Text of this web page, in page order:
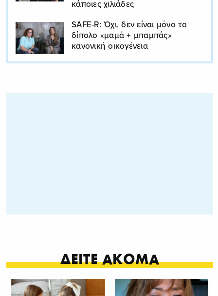
κάποιες χιλιάδες
SAFE-R: Όχι, δεν είναι μόνο το
δίπολο «μαμά + μπαμπάς»
κανονική οικογένεια
ΔΕΙΤΕ ΑΚΟΜΑ